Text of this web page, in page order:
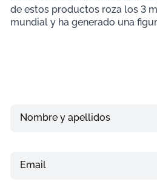
de estos productos roza los 3
mundial y ha generado una
Nombre y apellidos
Email